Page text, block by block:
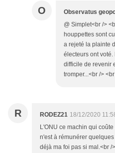
O Observatus
@ Simplet<br />
houppettes sont
a rejeté la plainte
électeurs ont
difficile de revenir
tromper...<br />
R RODEZ21 18/12/2020
L'ONU ce machin qui
n'est à rémunérer
déjà ma foi pas si mal.<br /